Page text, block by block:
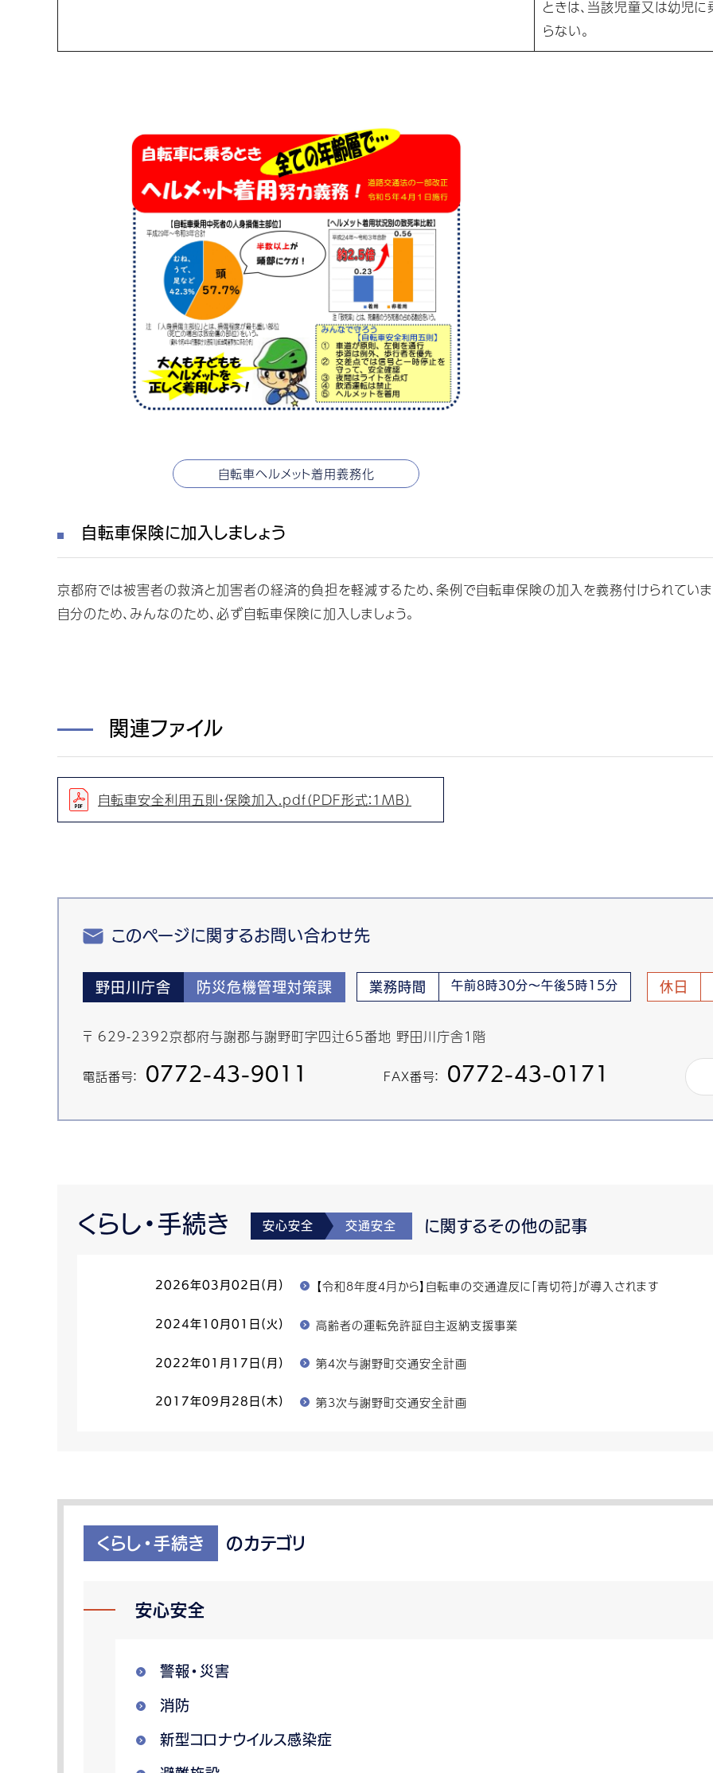
ときは、当該児童又は幼児
らない。
自転車ヘルメット着用義務化
自転車保険に加入しましょう
京都府では被害者の救済と加害者の経済的負担を軽減するため、条例で自転車保険の加入を義務付けられていま
自分のため、みんなのため、必ず自転車保険に加入しましょう。
関連ファイル
自転車安全利用五則・保険加入.pdf（PDF形式：1MB）
このページに関するお問い合わせ先
野田川庁舎 防災危機管理対策課 業務時間 午前8時30分～午後5時15分 休日
〒 629-2392京都府与謝郡与謝野町字四辻65番地 野田川庁舎１階
電話番号： 0772-43-9011 FAX番号： 0772-43-0171
くらし・手続き 安心安全 交通安全 に関するその他の記事
2026年03月02日(月) 【令和8年度4月から】自転車の交通違反に「青切符」が導入されます
2024年10月01日(火) 高齢者の運転免許証自主返納支援事業
2022年01月17日(月) 第4次与謝野町交通安全計画
2017年09月28日(木) 第3次与謝野町交通安全計画
くらし・手続き のカテゴリ
安心安全
警報・災害
消防
新型コロナウイルス感染症